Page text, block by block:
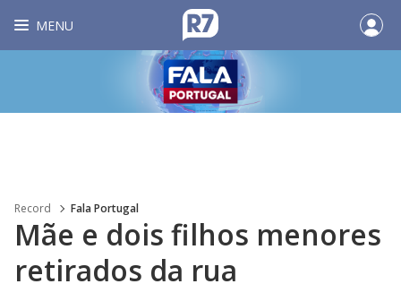
MENU
Record Fala Portugal
Mãe e dois filhos menores
retirados da rua